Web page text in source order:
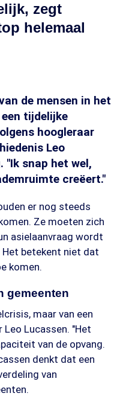
zegt
helemaal
de mensen in het
een tijdelijke
hoogleraar
Leo
"Ik snap het wel,
creëert."
er nog steeds
Ze moeten zich
asielaanvraag wordt
Het betekent niet dat
komen.
gemeenten
maar van een
Lucassen. "Het
van de opvang.
denkt dat een
van